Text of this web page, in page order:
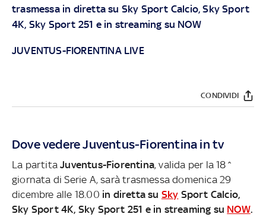
trasmessa in diretta su Sky Sport Calcio, Sky Sport
4K, Sky Sport 251 e in streaming su NOW
JUVENTUS-FIORENTINA LIVE
CONDIVIDI
Dove vedere Juventus-Fiorentina in tv
La partitaJuventus-Fiorentina, valida per la 18^
giornata di Serie A, sarà trasmessa domenica 29
dicembre alle 18.00 in diretta su Sky Sport Calcio,
Sky Sport 4K, Sky Sport 251 e in streaming su NOW.